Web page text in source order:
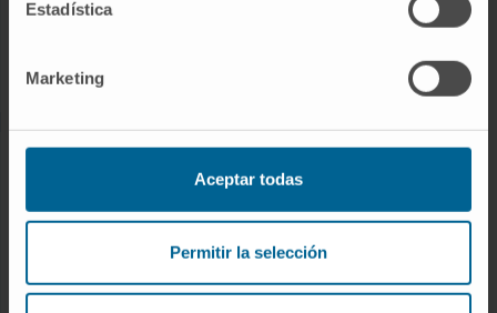
Estadística
Marketing
Aceptar todas
Permitir la selección
Conozca a los profesionales
Trabaje con nosotros
INVESTIGACIÓN Y DOCENCIA
Área para profesionales